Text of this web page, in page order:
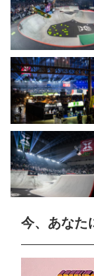
今、あなた